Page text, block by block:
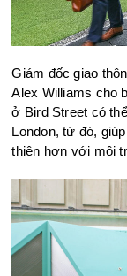
Giám đốc giao
Alex Williams cho
ở Bird Street có
London, từ đó,
thiện hơn với môi